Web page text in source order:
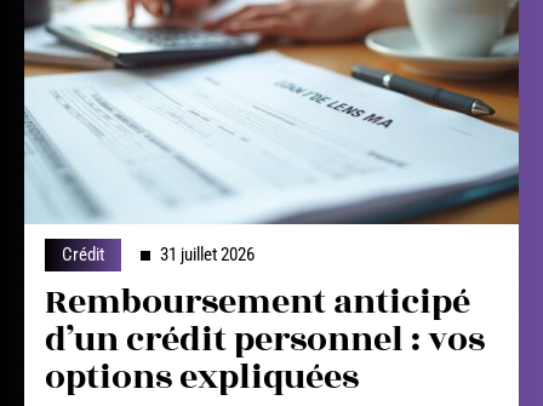
Crédit 31 juillet 2026
Remboursement anticipé
d’un crédit personnel : vos
options expliquées